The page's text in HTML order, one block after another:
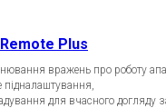
Plus
вражень про роботу
підналаштування,
для вчасного догляду